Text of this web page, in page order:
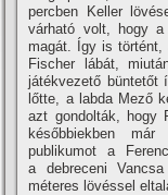
percben Keller
várható volt, hogy a
magát. Így is történt,
Fischer lábát,
játékvezető büntetőt
lőtte, a labda Mező
azt gondolták, hogy
későbbiekben
publikumot a
a debreceni
méteres lövéssel